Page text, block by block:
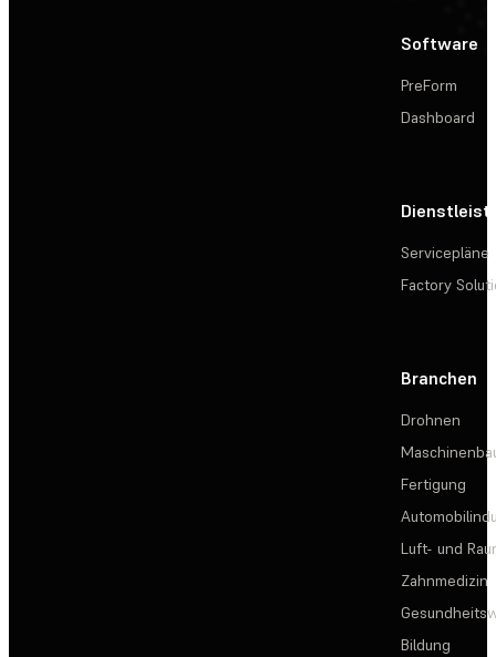
Software
PreForm
Dashboard
Servicepläne
Factory
Branchen
Drohnen
Fertigung
Luft- und
Zahnmedizin
Bildung